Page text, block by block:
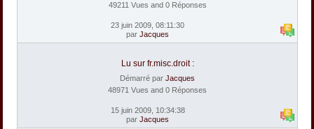
49211 Vues and 0 Réponses
23 juin 2009, 08:11:30
par Jacques
Lu sur fr.misc.droit :
Démarré par Jacques
48971 Vues and 0 Réponses
15 juin 2009, 10:34:38
par Jacques